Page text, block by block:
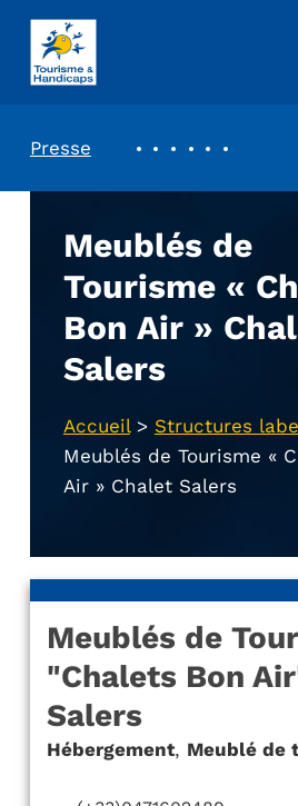
ASSOCIATION TOURISME ET HANDICAPS
Presse
Meublés de
Tourisme «
Bon Air »
Salers
Accueil> Structures
Meublés de Tourisme «
Air » Chalet Salers
Meublés de
"Chalets Bon
Salers
Hébergement, Meublé de